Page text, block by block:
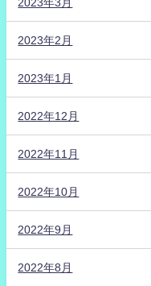
2023年2月
2023年1月
2022年12月
2022年11月
2022年10月
2022年9月
2022年8月